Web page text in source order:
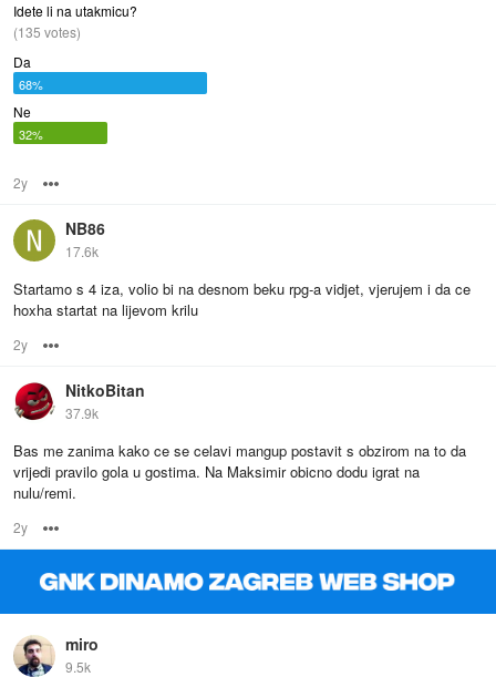
Idete li na utakmicu?
(135 votes)
Da
68%
Ne
32%
2y
NB86
17.6k
Startamo s 4 iza, volio bi na desnom beku rpg-a vidjet, vjerujem i da ce
hoxha startat na lijevom krilu
2y
NitkoBitan
37.9k
Bas me zanima kako ce se celavi mangup postavit s obzirom na to da
vrijedi pravilo gola u gostima. Na Maksimir obicno dodu igrat na
nulu/remi.
2y
miro
9.5k